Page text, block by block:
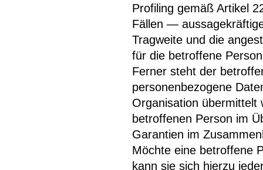
Profiling gemäß Artikel
Fällen —
Tragweite und die
für die betroffene Person
Ferner steht der
personenbezogene
Organisation
betroffenen Person im
Garantien im
Möchte eine betroffene
kann sie sich hierzu